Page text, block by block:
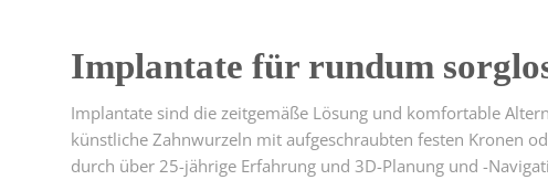
Implantate für rundum
Implantate sind die zeitgemäße Lösung und komfortable
künstliche Zahnwurzeln mit aufgeschraubten festen Kronen
durch über 25-jährige Erfahrung und 3D-Planung und -